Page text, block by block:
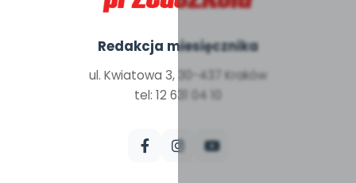
Redakcja miesięcznika
ul. Kwiatowa 3, 30-437 Kraków
tel: 12 631 04 10